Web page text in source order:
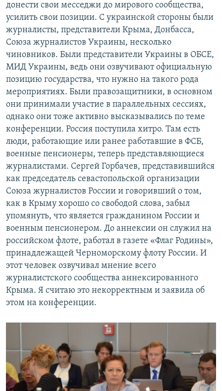
донести свои месседжи до мирового сообщества,
усилить свои позиции. С украинской стороны были
журналисты, представители Крыма, Донбасса,
Союза журналистов Украины, несколько
чиновников. Были представители Украины в ОБСЕ,
МИД Украины, ведь они озвучивают официальную
позицию государства, что нужно на такого рода
мероприятиях. Были правозащитники, в основном
они принимали участие в параллельных сессиях,
однако они тоже активно высказывались по теме
конференции. Россия поступила хитро. Там есть
люди, работающие или ранее работавшие в ФСБ,
военные пенсионеры, теперь представляющиеся
журналистами. Сергей Горбачев, представившийся
как председатель севастопольской организации
Союза журналистов России и говоривший о том,
как в Крыму хорошо со свободой слова, забыл
упомянуть, что является гражданином России и
военным пенсионером. До аннексии он служил на
российском флоте, работал в газете «Флаг Родины»,
принадлежащей Черноморскому флоту России. И
этот человек озвучивал мнение всего
журналистского сообщества аннексированного
Крыма. Я считаю это некорректным и заявила об
этом на конференции.